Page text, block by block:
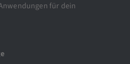
für dein